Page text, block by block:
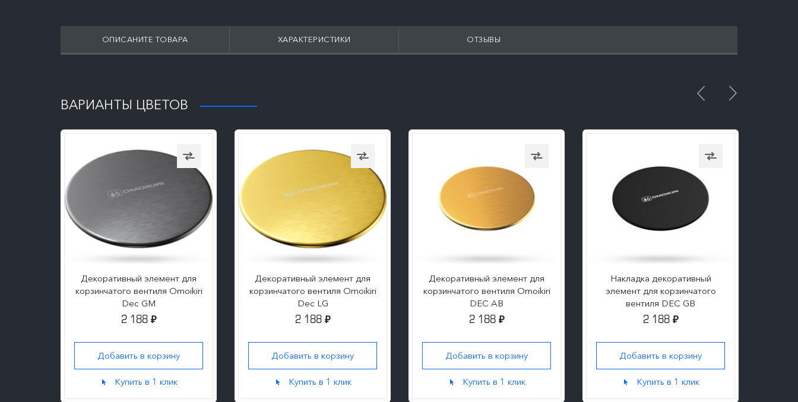
ОПИСАНИТЕ ТОВАРА ХАРАКТЕРИСТИКИ ОТЗЫВЫ
ВАРИАНТЫ ЦВЕТОВ
Декоративный элемент для
корзинчатого вентиля Omoikiri
Dec GM
2 188 ₽
Добавить в корзину
Купить в 1 клик
Декоративный элемент для
корзинчатого вентиля Omoikiri
Dec LG
2 188 ₽
Добавить в корзину
Купить в 1 клик
Декоративный элемент для
корзинчатого вентиля Omoikiri
DEC AB
2 188 ₽
Добавить в корзину
Купить в 1 клик
Накладка декоративный
элемент для корзинчатого
вентиля DEC GB
2 188 ₽
Добавить в корзину
Купить в 1 клик